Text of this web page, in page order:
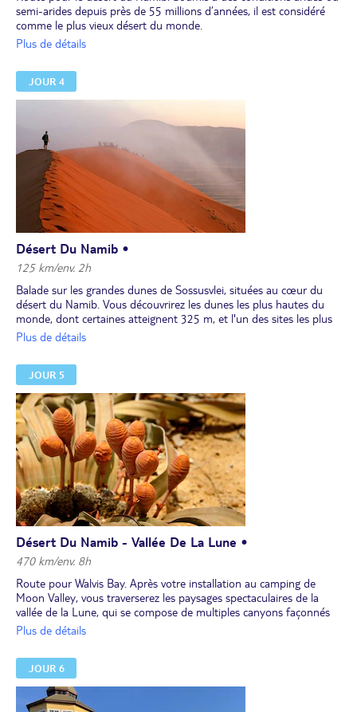
semi-arides depuis près de 55 millions d’années, il est considéré
comme le plus vieux désert du monde.
Déjeuner.
Dîner et nuit au campement.
Plus de détails
JOUR 4
Désert Du Namib •
125 km/env. 2h
Balade sur les grandes dunes de Sossusvlei, situées au cœur du
désert du Namib. Vous découvrirez les dunes les plus hautes du
monde, dont certaines atteignent 325 m, et l'un des sites les plus
étranges de Sossusvlei : Deadvlei. Une marche facile d'environ 1h
dont le nom signifie le "marais mort", est le résultat de
l'assèchement provoqué par la croissance des dunes de sable. Des
acacias furent piégés puis brûlés pendant des siècles par un soleil
intense. Un spectacle magique, où seuls quelques arbres résistent
encore.
Déjeuner sur le site.
Dîner et nuit au campement.
Plus de détails
JOUR 5
Désert Du Namib - Vallée De La Lune •
470 km/env. 8h
Route pour Walvis Bay. Après votre installation au camping de
Moon Valley, vous traverserez les paysages spectaculaires de la
vallée de la Lune, qui se compose de multiples canyons façonnés
par l’érosion jusqu’à lui donner cet aspect de surface lunaire. Le
welwitschias mirabilis, une plante fossile endémique au désert du
Namib dont certains spécimensont plus de 1 500 ans.
Déjeuner sur le site.
Dîner et nuit au camping.
Plus de détails
JOUR 6